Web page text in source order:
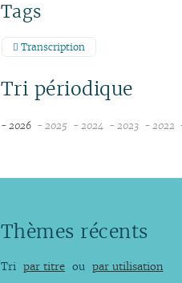
Tags
Transcription
Tri périodique
- 2026
juin
mars
janvier
- 2025
octobre
juillet
mai
- 2024
octobre
juillet
mai
- 2023
juillet
avril
- 2022
Thèmes récents
Tri par titre ou par utilisation